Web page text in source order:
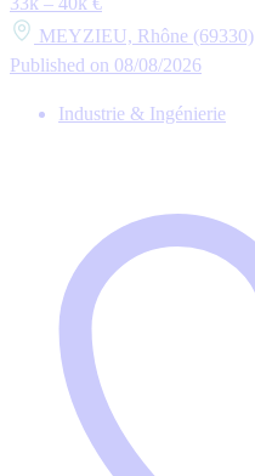
MEYZIEU, Rhône (69330)
Published on 08/08/2026
Industrie & Ingénierie